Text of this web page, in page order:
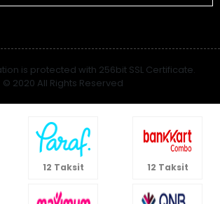
is protected with 256bit SSL Certificate.
© 2020 All Rights Reserved
12 Taksit 12 Taksit